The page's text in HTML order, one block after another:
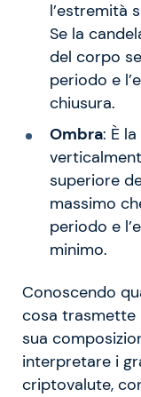
l’estremità
Se la
del corpo
periodo e
chiusura.
Ombra: È
superiore
massimo
periodo e
minimo.
Conoscendo
cosa trasmette
sua
interpretare i
criptovalute,